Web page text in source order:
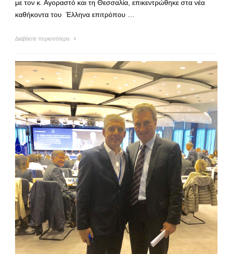
με τον κ. Αγοραστό και τη Θεσσαλία, επικεντρώθηκε στα νέα
καθήκοντα του Έλληνα επιτρόπου …
Διαβάστε περισσότερα